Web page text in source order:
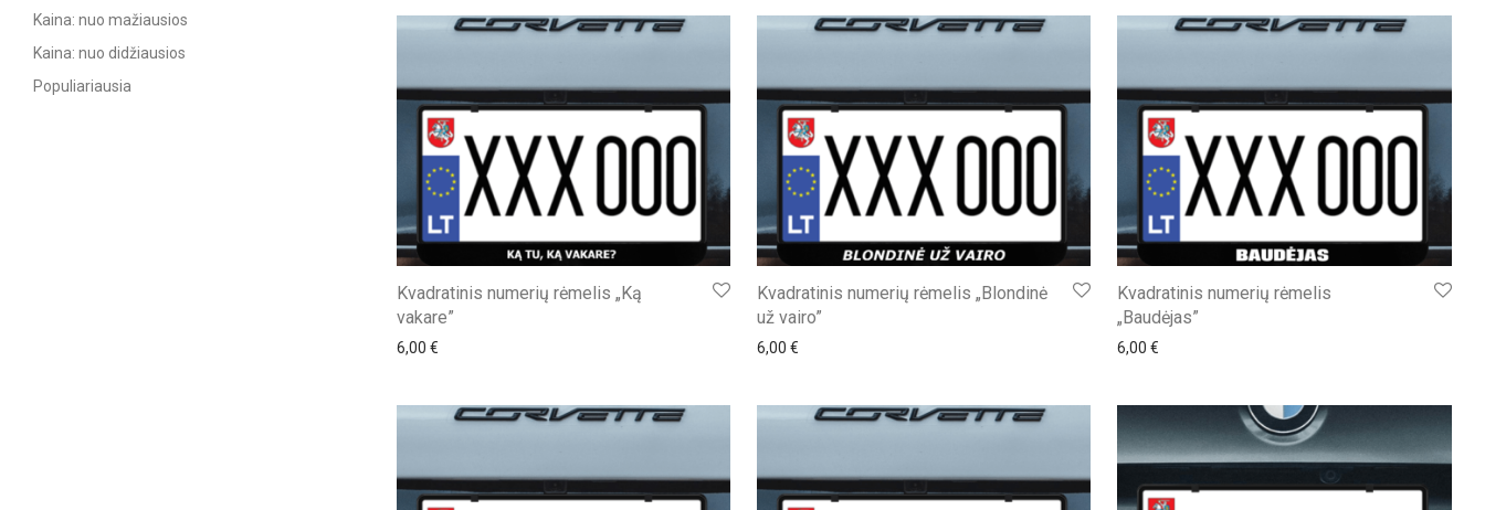
Kaina: nuo mažiausios
Kaina: nuo didžiausios
Populiariausia
Kvadratinis numerių rėmelis „Ką
vakare”
6,00 €
Kvadratinis numerių rėmelis „Blondinė
už vairo”
6,00 €
Kvadratinis numerių rėmelis
„Baudėjas”
6,00€